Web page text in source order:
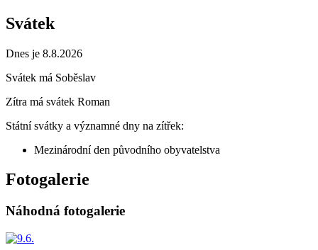
Svátek
Dnes je 8.8.2026
Svátek má Soběslav
Zítra má svátek Roman
Státní svátky a významné dny na zítřek:
Mezinárodní den původního obyvatelstva
Fotogalerie
Náhodná fotogalerie